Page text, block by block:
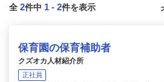
全 2件中 1 - 2件を表示
保育園の保育補助者
クズオカ人材紹介所
正社員